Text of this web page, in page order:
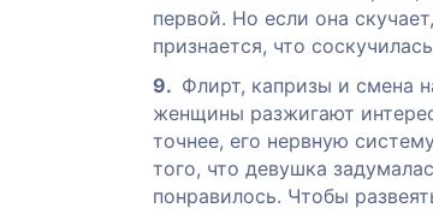
первой. Но если она
признается, что
Флирт, капризы и смена
женщины разжигают
точнее, его нервную
того, что девушка
понравилось. Чтобы